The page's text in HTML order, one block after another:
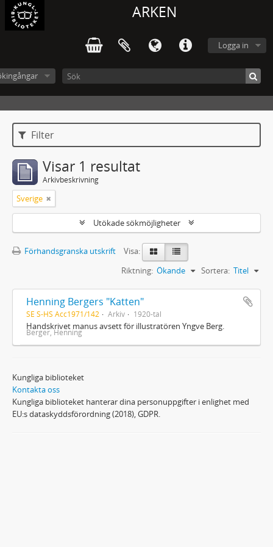
ARKEN
Logga in
Filter
Visar 1 resultat
Arkivbeskrivning
Sverige
Utökade sökmöjligheter
Förhandsgranska utskrift
Visa:
Sortera: Titel
Riktning: Ökande
Henning Bergers "Katten"
SE S-HS Acc1971/142 Arkiv 1920-tal
Handskrivet manus avsett för illustratören Yngve Berg.
Berger, Henning
Kungliga biblioteket
Kontakta oss
Kungliga biblioteket hanterar dina personuppgifter i enlighet med
EU:s dataskyddsförordning (2018), GDPR.